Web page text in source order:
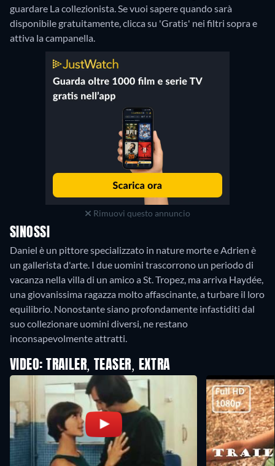
guardare La collezionista. Se vuoi sapere quando sarà
disponibile gratuitamente, clicca su 'Gratis' nei filtri sopra e
attiva la campanella.
Rimuovi questo annuncio
SINOSSI
Daniel è un pittore specializzato in nature morte e Adrien è
un gallerista d'arte. I due uomini trascorrono un periodo di
vacanza nella villa di un amico a St. Tropez, ma arriva Haydée,
una giovanissima ragazza molto affascinante, a turbare il loro
equilibrio. Nonostante siano profondamente infastiditi dal
suo collezionare uomini diversi, ne restano
inconsapevolmente attratti.
VIDEO: TRAILER, TEASER, EXTRA